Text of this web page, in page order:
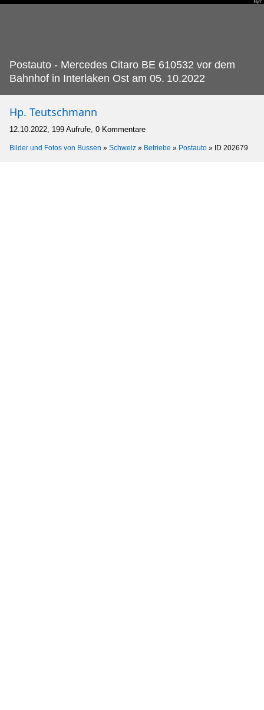
Postauto - Mercedes Citaro BE 610532 vor dem
Bahnhof in Interlaken Ost am 05. 10.2022
Hp. Teutschmann
12.10.2022, 199 Aufrufe, 0 Kommentare
Bilder und Fotos von Bussen » Schweiz » Betriebe » Postauto » ID 202679